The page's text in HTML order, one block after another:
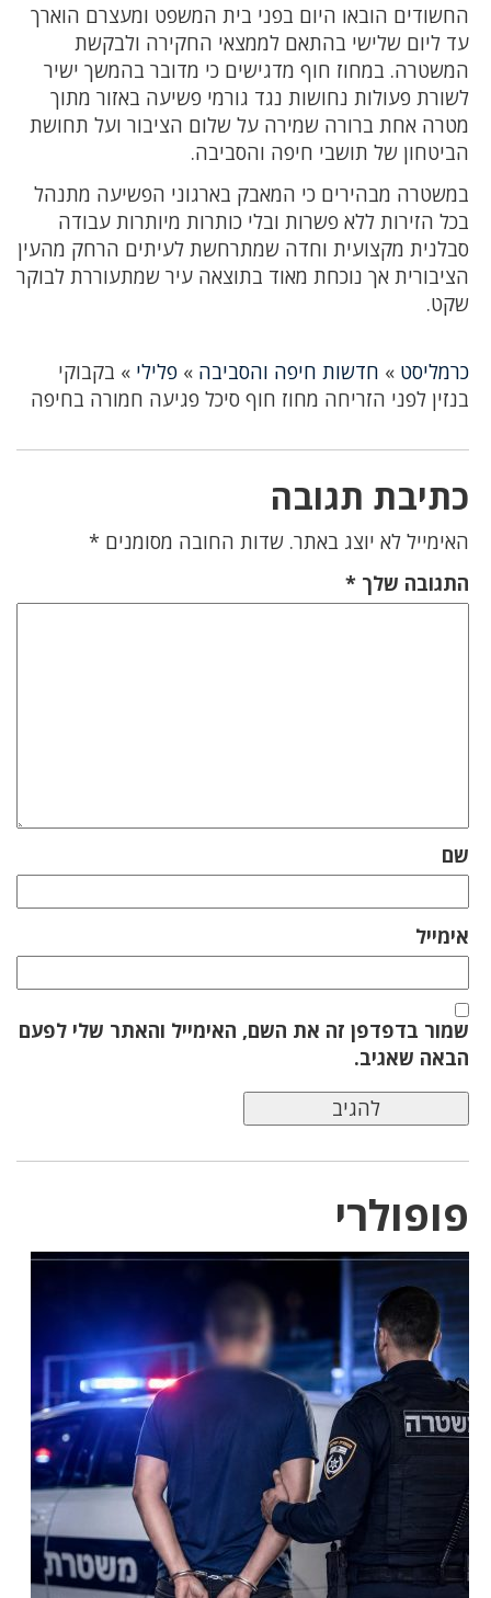
החשודים הובאו היום בפני בית המשפט ומעצרם הוארך
עד ליום שלישי בהתאם לממצאי החקירה ולבקשת
המשטרה. במחוז חוף מדגישים כי מדובר בהמשך ישיר
לשורת פעולות נחושות נגד גורמי פשיעה באזור מתוך
מטרה אחת ברורה שמירה על שלום הציבור ועל תחושת
הביטחון של תושבי חיפה והסביבה.
במשטרה מבהירים כי המאבק בארגוני הפשיעה מתנהל
בכל הזירות ללא פשרות ובלי כותרות מיותרות עבודה
סבלנית מקצועית וחדה שמתרחשת לעיתים הרחק מהעין
הציבורית אך נוכחת מאוד בתוצאה עיר שמתעוררת לבוקר
שקט.
כרמליסט » חדשות חיפה והסביבה » פלילי » בקבוקי
בנזין לפני הזריחה מחוז חוף סיכל פגיעה חמורה בחיפה
כתיבת תגובה
האימייל לא יוצג באתר. שדות החובה מסומנים *
התגובה שלך *
שם
אימייל
שמור בדפדפן זה את השם, האימייל והאתר שלי לפעם
הבאה שאגיב.
פופולרי